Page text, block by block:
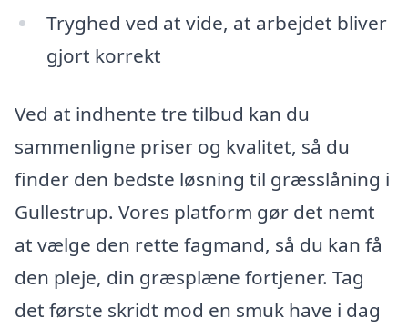
Tryghed ved at vide, at arbejdet bliver
gjort korrekt
Ved at indhente tre tilbud kan du
sammenligne priser og kvalitet, så du
finder den bedste løsning til græsslåning i
Gullestrup. Vores platform gør det nemt
at vælge den rette fagmand, så du kan få
den pleje, din græsplæne fortjener. Tag
det første skridt mod en smuk have i dag